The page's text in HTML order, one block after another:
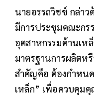
นายอรรถวิชช์ กล่า
มีการประชุมคณะก
อุตสาหกรรมด้านเห
มาตรฐานการผลิตห
สำคัญคือ ต้องกำหนด
เหล็ก” เพื่อควบคุม